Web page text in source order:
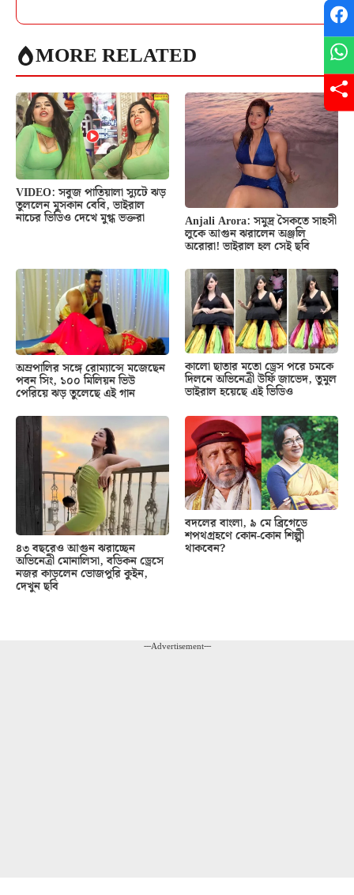
MORE RELATED
VIDEO: সবুজ পাতিয়ালা স্যুটে ঝড়
তুললেন মুসকান বেবি, ভাইরাল
নাচের ভিডিও দেখে মুগ্ধ ভক্তরা Anjali Arora: সমুদ্র সৈকতে সাহসী
লুকে আগুন ঝরালেন অঞ্জলি
অরোরা! ভাইরাল হল সেই ছবি
অম্রপালির সঙ্গে রোম্যান্সে মজেছেন
পবন সিং, ১০০ মিলিয়ন ভিউ
পেরিয়ে ঝড় তুলেছে এই গান
কালো ছাতার মতো ড্রেস পরে চমকে
দিলনে অভিনেত্রী উর্ফি জাভেদ, তুমুল
ভাইরাল হয়েছে এই ভিডিও
৪৩ বছরেও আগুন ঝরাচ্ছেন
অভিনেত্রী মোনালিসা, বডিকন ড্রেসে
নজর কাড়লেন ভোজপুরি কুইন,
দেখুন ছবি
বদলের বাংলা, ৯ মে ব্রিগেডে
শপথগ্রহণে কোন-কোন শিল্পী
থাকবেন?
---Advertisement---